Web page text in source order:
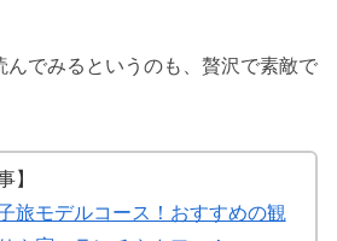
んでみるというのも、贅沢で素敵で
】
旅モデルコース！おすすめの観